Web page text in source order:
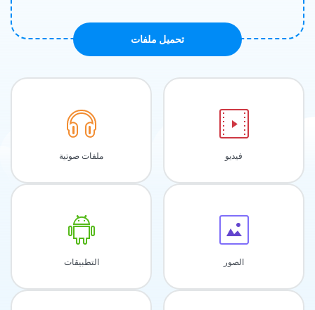
تحميل ملفات
ملفات صوتية فيديو
التطبيقات الصور